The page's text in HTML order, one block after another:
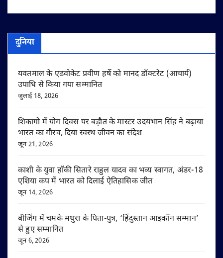
दुनिया
यवतमाल के एडवोकेट प्रवीण हर्षे को मानद डॉक्टरेट (आचार्य)
उपाधि से किया गया सम्मानित
जुलाई 18, 2026
शिकागो में योग दिवस पर बड़ौत के मास्टर उदयभान सिंह ने बढ़ाया
भारत का गौरव, दिया स्वस्थ जीवन का संदेश
जून 21, 2026
काशी के युवा हॉकी सितारे राहुल यादव का भव्य स्वागत, अंडर-18
एशिया कप में भारत को दिलाई ऐतिहासिक जीत
जून 14, 2026
बीजिंग में चमके मथुरा के पिता-पुत्र, ‘हिंदुस्तान आइकॉन सम्मान’
से हुए सम्मानित
जून 6, 2026